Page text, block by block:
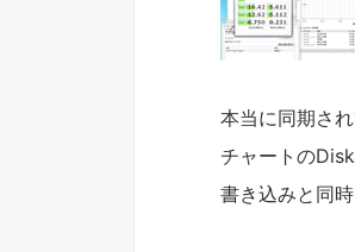
本当に同期さ
チャートの
書き込みと同